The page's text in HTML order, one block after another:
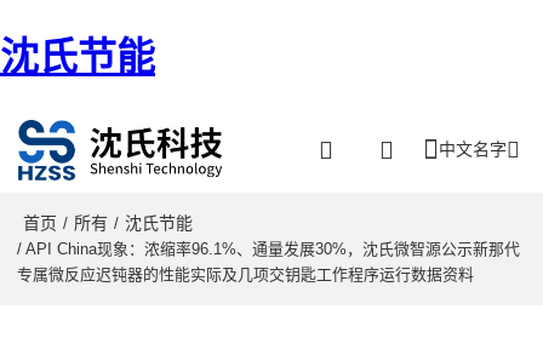
沈氏节能
中文名字
首页 / 所有 / 沈氏节能
/ API China现象：浓缩率96.1%、通量发展30%，沈氏微智源公示新那代
专属微反应迟钝器的性能实际及几项交钥匙工作程序运行数据资料